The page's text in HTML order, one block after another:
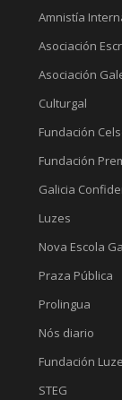
Amnistía
Asociación
Asociación
Culturgal
Fundación
Fundación
Galicia
Luzes
Nova Escola
Praza Pública
Prolingua
Nós diario
Fundación
STEG